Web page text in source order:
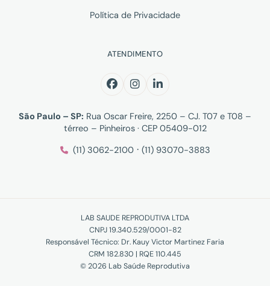
Política de Privacidade
ATENDIMENTO
São Paulo – SP: Rua Oscar Freire, 2250 – CJ. T07 e T08 –
térreo – Pinheiros · CEP 05409-012
(11) 3062-2100· (11) 93070-3883
LAB SAUDE REPRODUTIVA LTDA
CNPJ 19.340.529/0001-82
Responsável Técnico: Dr. Kauy Victor Martinez Faria
CRM 182.830 | RQE 110.445
© 2026 Lab Saúde Reprodutiva